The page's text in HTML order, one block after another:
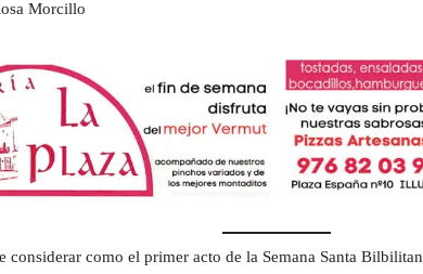
Morcillo
considerar como el primer acto de la Semana Santa